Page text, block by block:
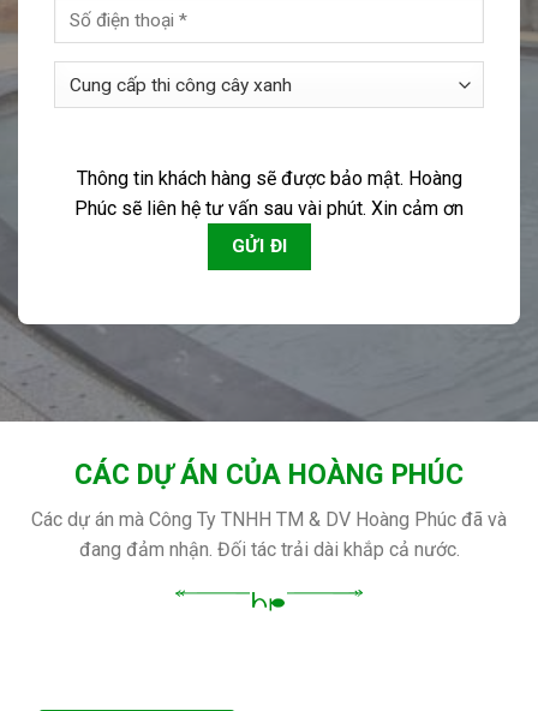
Thông tin khách hàng sẽ được bảo mật. Hoàng
Phúc sẽ liên hệ tư vấn sau vài phút. Xin cảm ơn
CÁC DỰ ÁN CỦA HOÀNG PHÚC
Các dự án mà Công Ty TNHH TM & DV Hoàng Phúc đã và
đang đảm nhận. Đối tác trải dài khắp cả nước.